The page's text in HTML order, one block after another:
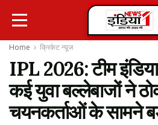
Home क्रिकेट न्यू़ज
IPL 2026: टीम
कई युवा बल्लेबाजों ने
चयनकर्ताओं के सामने